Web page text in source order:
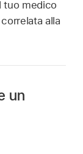
tuo medico
alla
un